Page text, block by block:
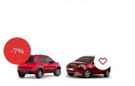
-7%